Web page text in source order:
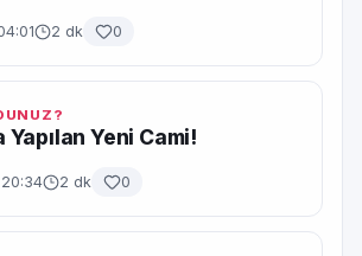
2 dk 0
Yapılan Yeni Cami!
2 dk 0